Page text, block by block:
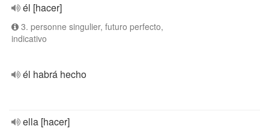
él [hacer]
3. personne singulier, futuro perfecto,
indicativo
él habrá hecho
ella [hacer]